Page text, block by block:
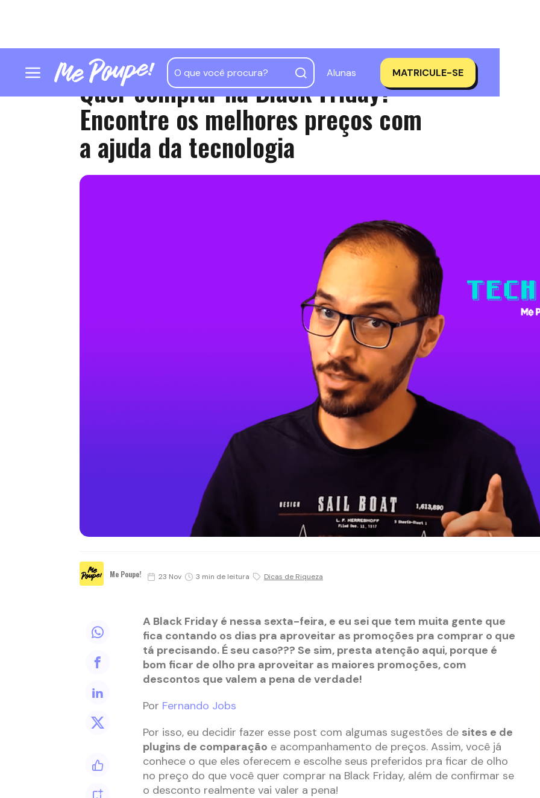
Alunas MATRICULE-SE
Quer comprar na Black Friday?
Encontre os melhores preços com
a ajuda da tecnologia
Me Poupe! 23 Nov 3 min de leitura Dicas de Riqueza
A Black Friday é nessa sexta-feira, e eu sei que tem muita gente que
fica contando os dias pra aproveitar as promoções pra comprar o que
tá precisando. É seu caso??? Se sim, presta atenção aqui, porque é
bom ficar de olho pra aproveitar as maiores promoções, com
descontos que valem a pena de verdade!
Por Fernando Jobs
Por isso, eu decidir fazer esse post com algumas sugestões de sites e de
plugins de comparação e acompanhamento de preços. Assim, você já
conhece o que eles oferecem e escolhe seus preferidos pra ficar de olho
no preço do que você quer comprar na Black Friday, além de confirmar se
o desconto realmente vai valer a pena!